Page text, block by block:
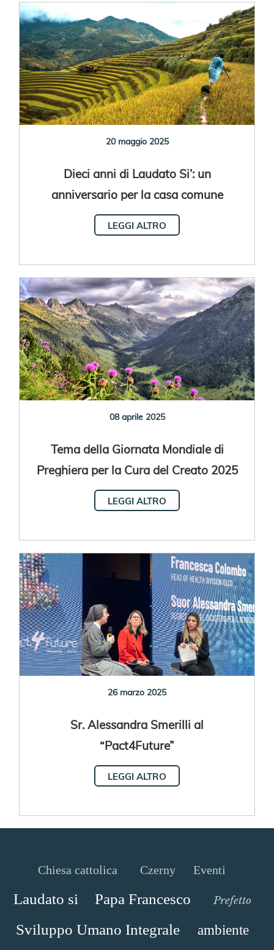
20 maggio 2025
Dieci anni di Laudato Si’: un
anniversario per la casa comune
LEGGI ALTRO
08 aprile 2025
Tema della Giornata Mondiale di
Preghiera per la Cura del Creato 2025
LEGGI ALTRO
26 marzo 2025
Sr. Alessandra Smerilli al
“Pact4Future”
LEGGI ALTRO
Chiesa cattolica Czerny Eventi
Laudato si Papa Francesco Prefetto
Sviluppo Umano Integrale ambiente